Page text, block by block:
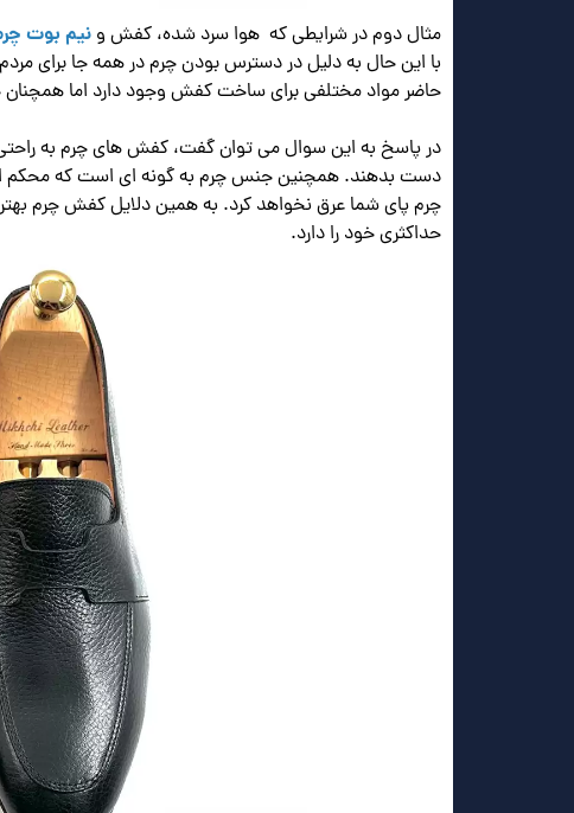
مثال دوم در شرایطی که هوا سرد شده، کفش و نیم بوت
با این حال به دلیل در دسترس بودن چرم در همه جا برای
حاضر مواد مختلفی برای ساخت کفش وجود دارد اما
در پاسخ به این سوال می توان گفت، کفش های چرم به
دست بدهند. همچنین جنس چرم به گونه ای است که محکم
چرم پای شما عرق نخواهد کرد. به همین دلایل کفش چرم
حداکثری خود را دارد.